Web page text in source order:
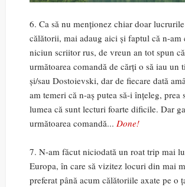
6. Ca să nu menționez chiar doar
călătorii, mai adaug aici și faptul că n-am
niciun scriitor rus, de vreun an tot spun
următoarea comandă de cărți o să iau un
și/sau Dostoievski, dar de fiecare dată
am temeri că n-aș putea să-i înțeleg, prea
lumea că sunt lecturi foarte dificile. Dar
următoarea comandă... Done!
7. N-am făcut niciodată un roat trip mai
Europa, în care să vizitez locuri din mai
preferat până acum călătoriile axate pe o